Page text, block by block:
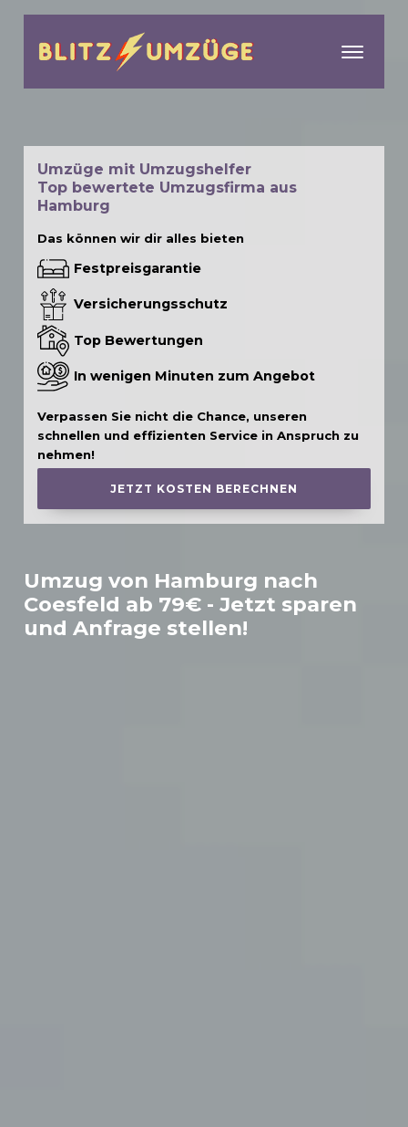
Umzug von Hamburg nach
Coesfeld ab 79€ - Jetzt sparen
und Anfrage stellen!
Umzüge mit Umzugshelfer
Top bewertete Umzugsfirma aus
Hamburg
Das können wir dir alles bieten
Festpreisgarantie
Versicherungsschutz
Top Bewertungen
In wenigen Minuten zum Angebot
Verpassen Sie nicht die Chance, unseren
schnellen und effizienten Service in Anspruch zu
nehmen!
JETZT KOSTEN BERECHNEN